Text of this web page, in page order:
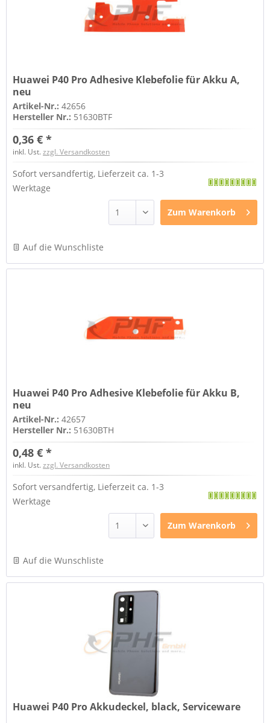
Huawei P40 Pro Adhesive Klebefolie für Akku A,
neu
Artikel-Nr.:42656
Hersteller Nr.: 51630BTF
0,36 € *
inkl. Ust.zzgl. Versandkosten
Sofort versandfertig, Lieferzeit ca. 1-3
Werktage
Zum Warenkorb
Auf die Wunschliste
Huawei P40 Pro Adhesive Klebefolie für Akku B,
neu
Artikel-Nr.:42657
Hersteller Nr.: 51630BTH
0,48 € *
inkl. Ust.zzgl. Versandkosten
Sofort versandfertig, Lieferzeit ca. 1-3
Werktage
Zum Warenkorb
Auf die Wunschliste
Huawei P40 Pro Akkudeckel, black, Serviceware